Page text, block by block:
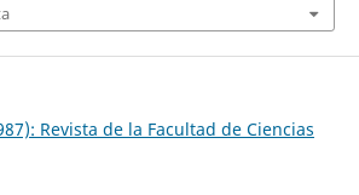
Revista de la Facultad de Ciencias